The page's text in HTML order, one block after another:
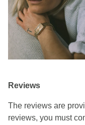
Reviews
The reviews are
reviews, you must